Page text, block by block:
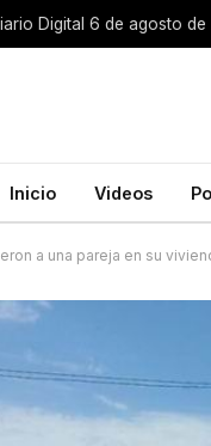
Digital 6 de agosto de
Inicio Videos
a una pareja en su